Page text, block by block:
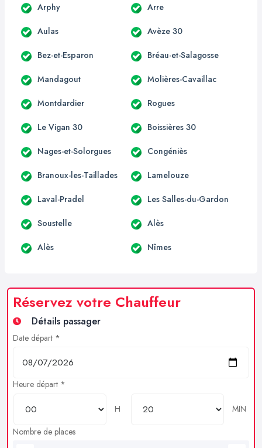
Arphy Arre
Aulas Avèze 30
Bez-et-Esparon Bréau-et-Salagosse
Mandagout Molières-Cavaillac
Montdardier Rogues
Le Vigan 30 Boissières 30
Nages-et-Solorgues Congéniès
Branoux-les-Taillades Lamelouze
Laval-Pradel Les Salles-du-Gardon
Soustelle Alès
Alès Nîmes
Réservez votre Chauffeur
Détails passager
Date départ *
Heure départ *
H
MIN
Nombre de places